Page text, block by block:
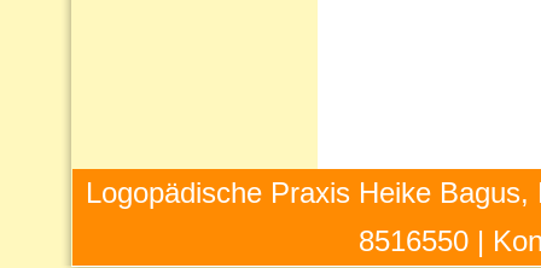
Logopädische Praxis Heike
8516550 |